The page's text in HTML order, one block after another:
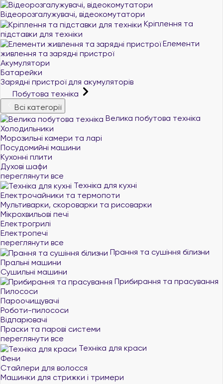
Відеорозгалужувачі, відеокомутатори
Кріплення та
підставки для техніки
Елементи
живлення та зарядні пристрої
Акумулятори
Батарейки
Зарядні пристрої для акумуляторів
Побутова техніка
Всі категорії
Велика побутова техніка
Холодильники
Морозильні камери та ларі
Посудомийні машини
Кухонні плити
Духові шафи
переглянути все
Техніка для кухні
Електрочайники та термопоти
Мультиварки, скороварки та рисоварки
Мікрохвильові печі
Електрогрилі
Електропечі
переглянути все
Прання та сушіння білизни
Пральні машини
Сушильні машини
Прибирання та прасування
Пилососи
Пароочищувачі
Роботи-пилососи
Відпарювачі
Праски та парові системи
переглянути все
Техніка для краси
Фени
Стайлери для волосся
Машинки для стрижки і тримери